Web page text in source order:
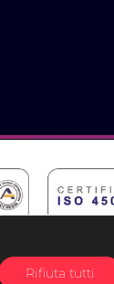
Rifiuta tutti